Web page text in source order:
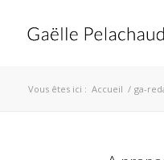
Vous êtes ici : Accueil / ga-